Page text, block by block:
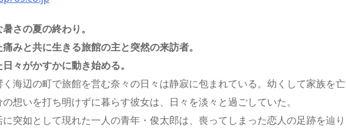
さの夏の終わり。
みと共に生きる旅館の主と突然の来訪者。
々がかすかに動き始める。
海辺の町で旅館を営む奈々の日々は静寂に包まれている。幼くして家族を亡
想いを打ち明けずに暮らす彼女は、日々を淡々と過ごしていた。
突如として現れた一人の青年・俊太郎は、喪ってしまった恋人の足跡を辿り